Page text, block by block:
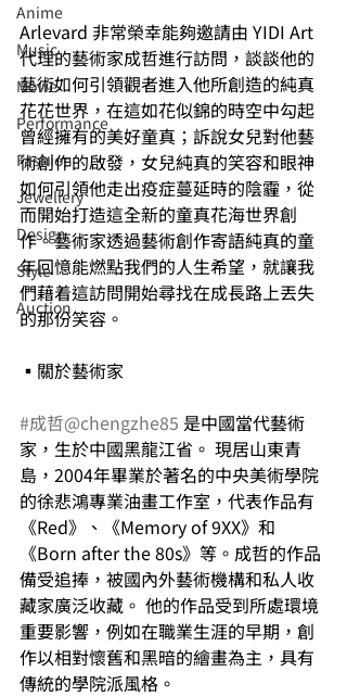
Anime
Music
⁠⁠Movie
⁠⁠Performance
⁠Fashion
⁠⁠Jewellery
Design
Style
Auction
Arlevard 非常榮幸能夠邀請由 YIDI Art
代理的藝術家成哲進行訪問，談談他的
藝術如何引領觀者進入他所創造的純真
花花世界，在這如花似錦的時空中勾起
曾經擁有的美好童真；訴說女兒對他藝
術創作的啟發，女兒純真的笑容和眼神
如何引領他走出疫症蔓延時的陰霾，從
而開始打造這全新的童真花海世界創
作。藝術家透過藝術創作寄語純真的童
年回憶能燃點我們的人生希望，就讓我
們藉着這訪問開始尋找在成長路上丟失
的那份笑容。
▪關於藝術家
#成哲@chengzhe85 是中國當代藝術
家，生於中國黑龍江省。 現居山東青
島，2004年畢業於著名的中央美術學院
的徐悲鴻專業油畫工作室，代表作品有
《Red》、《Memory of 9XX》和
《Born after the 80s》等。成哲的作品
備受追捧，被國內外藝術機構和私人收
藏家廣泛收藏。 他的作品受到所處環境
重要影響，例如在職業生涯的早期，創
作以相對懷舊和黑暗的繪畫為主，具有
傳統的學院派風格。